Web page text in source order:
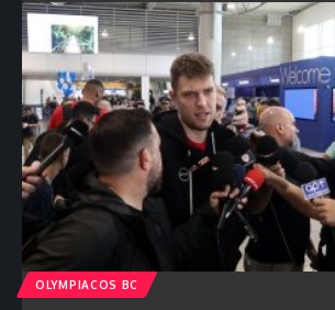
OLYMPIACOS BC